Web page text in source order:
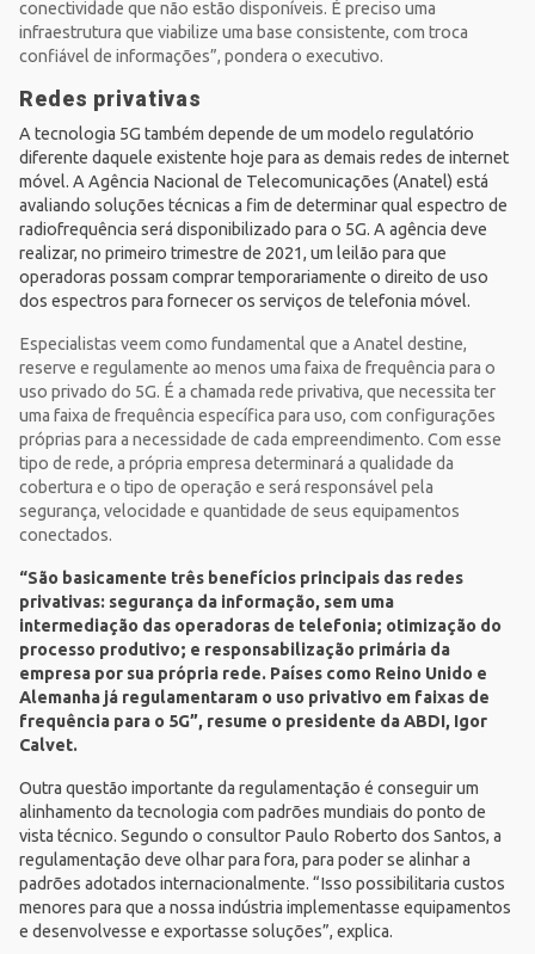
conectividade que não estão disponíveis. É preciso uma
infraestrutura que viabilize uma base consistente, com troca
confiável de informações”, pondera o executivo.
Redes privativas
A tecnologia 5G também depende de um modelo regulatório
diferente daquele existente hoje para as demais redes de internet
móvel. A Agência Nacional de Telecomunicações (Anatel) está
avaliando soluções técnicas a fim de determinar qual espectro de
radiofrequência será disponibilizado para o 5G. A agência deve
realizar, no primeiro trimestre de 2021, um leilão para que
operadoras possam comprar temporariamente o direito de uso
dos espectros para fornecer os serviços de telefonia móvel.
Especialistas veem como fundamental que a Anatel destine,
reserve e regulamente ao menos uma faixa de frequência para o
uso privado do 5G. É a chamada rede privativa, que necessita ter
uma faixa de frequência específica para uso, com configurações
próprias para a necessidade de cada empreendimento. Com esse
tipo de rede, a própria empresa determinará a qualidade da
cobertura e o tipo de operação e será responsável pela
segurança, velocidade e quantidade de seus equipamentos
conectados.
“São basicamente três benefícios principais das redes
privativas: segurança da informação, sem uma
intermediação das operadoras de telefonia; otimização do
processo produtivo; e responsabilização primária da
empresa por sua própria rede. Países como Reino Unido e
Alemanha já regulamentaram o uso privativo em faixas de
frequência para o 5G”, resume o presidente da ABDI, Igor
Calvet.
Outra questão importante da regulamentação é conseguir um
alinhamento da tecnologia com padrões mundiais do ponto de
vista técnico. Segundo o consultor Paulo Roberto dos Santos, a
regulamentação deve olhar para fora, para poder se alinhar a
padrões adotados internacionalmente. “Isso possibilitaria custos
menores para que a nossa indústria implementasse equipamentos
e desenvolvesse e exportasse soluções”, explica.